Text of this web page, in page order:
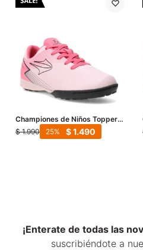
Championes de Niños Topper
Futbol 5 Stringray Iii Mach 1 -
Rosado - Negro
$ 1.990 $1.490
25
¡Enterate de todas las
suscribiéndote a